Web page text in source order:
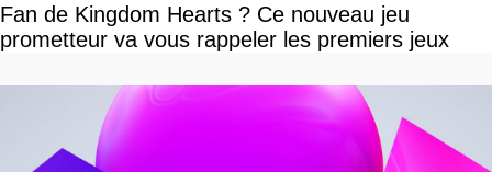
Fan de Kingdom Hearts ? Ce nouveau jeu
prometteur va vous rappeler les premiers jeux